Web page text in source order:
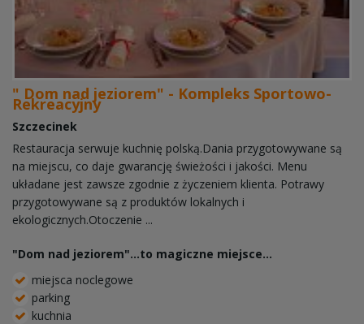
" Dom nad jeziorem" - Kompleks Sportowo-
Rekreacyjny
Szczecinek
Restauracja serwuje kuchnię polską.Dania przygotowywane są
na miejscu, co daje gwarancję świeżości i jakości. Menu
układane jest zawsze zgodnie z życzeniem klienta. Potrawy
przygotowywane są z produktów lokalnych i
ekologicznych.Otoczenie ...
"Dom nad jeziorem"...to magiczne miejsce...
miejsca noclegowe
parking
kuchnia